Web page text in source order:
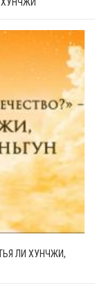
ЛИ ХУНЧЖИ,